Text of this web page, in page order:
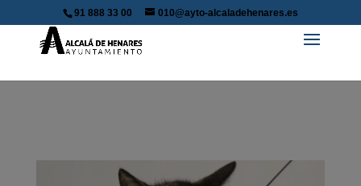
91 888 33 00 010@ayto-alcaladehenares.es